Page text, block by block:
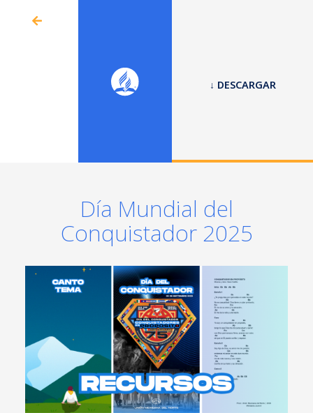
↓ DESCARGAR
Día Mundial del
Conquistador 2025